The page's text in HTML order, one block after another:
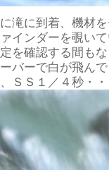
滝に到着、機材
インダーを覗い
を確認する間も
バーで白が飛ん
ＳＳ１／４秒・